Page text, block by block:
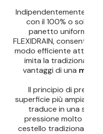
Indipendentemente dal
con il 100% o solo
panetto uniforme
FLEXIDRAIN,
modo efficiente
imita la tradizionale
vantaggi di una
Il principio di
superficie più ampia per
traduce in una
pressione molto
cestello tradizionale.